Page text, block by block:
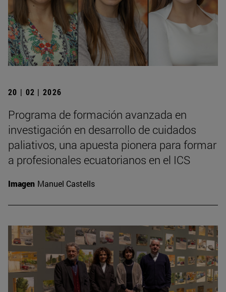
20 | 02 | 2026
Programa de formación avanzada en
investigación en desarrollo de cuidados
paliativos, una apuesta pionera para formar
a profesionales ecuatorianos en el ICS
Imagen Manuel Castells